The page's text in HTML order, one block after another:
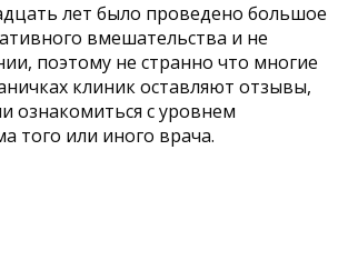
лет было проведено большое
вмешательства и не
поэтому не странно что многие
клиник оставляют отзывы,
ознакомиться с уровнем
того или иного врача.